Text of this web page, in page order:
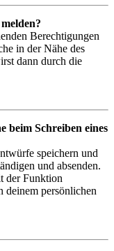
Berechtigungen
in der Nähe des
dann durch die
beim Schreiben eines
speichern und
und absenden.
der Funktion
deinem persönlichen